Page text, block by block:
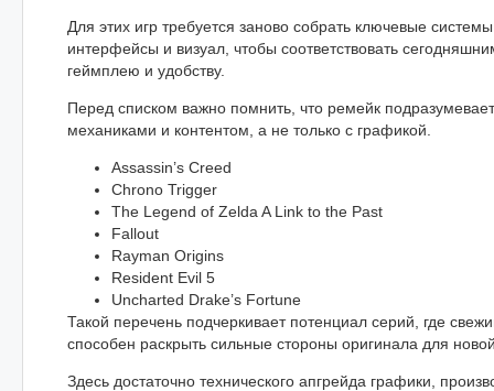
Для этих игр требуется заново собрать ключевые
интерфейсы и визуал, чтобы соответствовать
геймплею и удобству.
Перед списком важно помнить, что ремейк
механиками и контентом, а не только с графикой.
Assassin’s Creed
Chrono Trigger
The Legend of Zelda A Link to the Past
Fallout
Rayman Origins
Resident Evil 5
Uncharted Drake’s Fortune
Такой перечень подчеркивает потенциал серий, где
способен раскрыть сильные стороны оригинала для
Здесь достаточно технического апгрейда графики,